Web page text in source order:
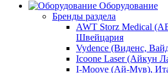
Оборудование
Бренды раздела
AWT Storz Medical
Швейцария
Vydence (Виденс,
Icoone Laser (Айкун
I-Moove (Ай-Мув),